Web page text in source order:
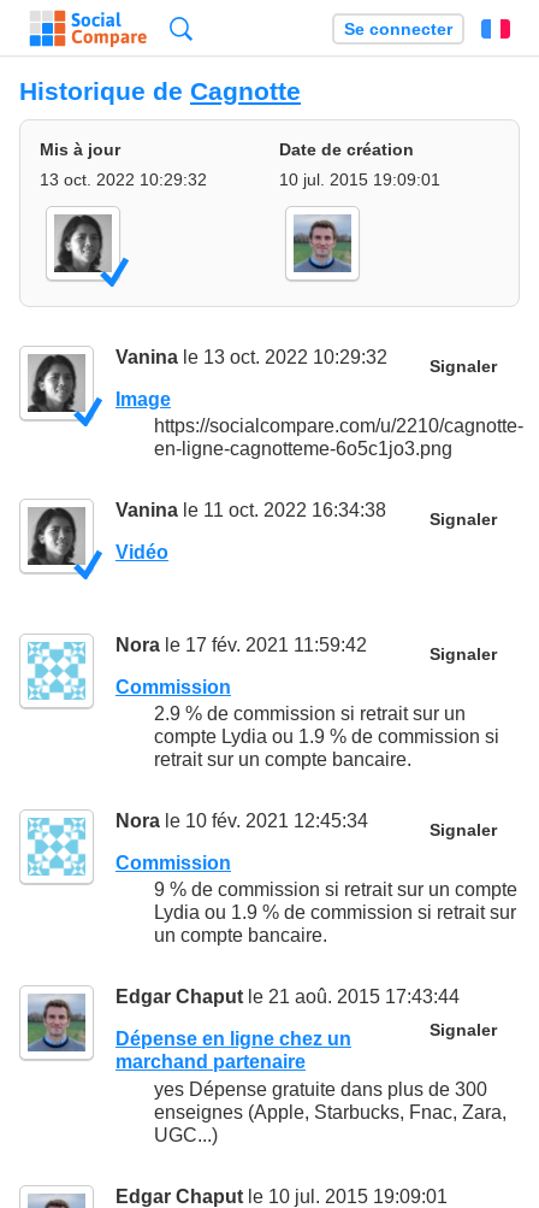
Se connecter
Historique de Cagnotte
Mis à jour
13 oct. 2022 10:29:32
Date de création
10 jul. 2015 19:09:01
Vanina le 13 oct. 2022 10:29:32 Signaler
Image
https://socialcompare.com/u/2210/cagnotte-
en-ligne-cagnotteme-6o5c1jo3.png
Vanina le 11 oct. 2022 16:34:38 Signaler
Vidéo
Nora le 17 fév. 2021 11:59:42 Signaler
Commission
2.9 % de commission si retrait sur un
compte Lydia ou 1.9 % de commission si
retrait sur un compte bancaire.
Nora le 10 fév. 2021 12:45:34 Signaler
Commission
9 % de commission si retrait sur un compte
Lydia ou 1.9 % de commission si retrait sur
un compte bancaire.
Edgar Chaput le 21 aoû. 2015 17:43:44
Signaler
Dépense en ligne chez un
marchand partenaire
yes Dépense gratuite dans plus de 300
enseignes (Apple, Starbucks, Fnac, Zara,
UGC...)
Edgar Chaput le 10 jul. 2015 19:09:01